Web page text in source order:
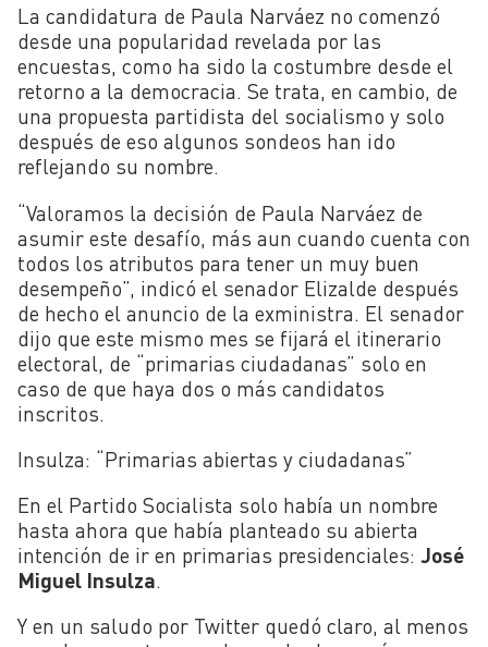
La candidatura de Paula Narváez no comenzó
desde una popularidad revelada por las
encuestas, como ha sido la costumbre desde el
retorno a la democracia. Se trata, en cambio, de
una propuesta partidista del socialismo y solo
después de eso algunos sondeos han ido
reflejando su nombre.
“Valoramos la decisión de Paula Narváez de
asumir este desafío, más aun cuando cuenta con
todos los atributos para tener un muy buen
desempeño”, indicó el senador Elizalde después
de hecho el anuncio de la exministra. El senador
dijo que este mismo mes se fijará el itinerario
electoral, de “primarias ciudadanas” solo en
caso de que haya dos o más candidatos
inscritos.
Insulza: “Primarias abiertas y ciudadanas”
En el Partido Socialista solo había un nombre
hasta ahora que había planteado su abierta
intención de ir en primarias presidenciales: José
Miguel Insulza.
Y en un saludo por Twitter quedó claro, al menos